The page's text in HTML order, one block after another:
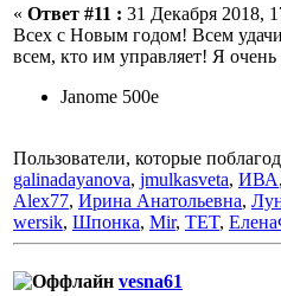
« Ответ #11 : 31 Декабря 2018,
Всех с Новым годом! Всем
всем, кто им управляет! Я
Janome 500e
Пользователи, которые
galinadayanova, jmulkasveta, ИВА,
Alex77, Ирина Анатольевна,
wersik, Шпонка, Mir, TET,
vesna61